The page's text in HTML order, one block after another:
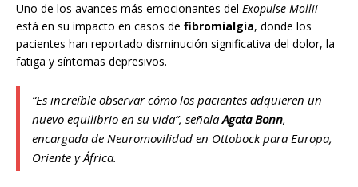
Uno de los avances más emocionantes del Exopulse Mollii
está en su impacto en casos de fibromialgia, donde los
pacientes han reportado disminución significativa del dolor, la
fatiga y síntomas depresivos.
“Es increíble observar cómo los pacientes adquieren un
nuevo equilibrio en su vida”, señalaAgata Bonn,
encargada de Neuromovilidad en Ottobock para Europa,
Oriente y África.